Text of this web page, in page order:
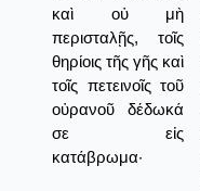
καὶ οὐ μὴ
περισταλῇς, τοῖς
θηρίοις τῆς γῆς καὶ
τοῖς πετεινοῖς τοῦ
οὐρανοῦ δέδωκά
σε εἰς
κατάβρωμα·